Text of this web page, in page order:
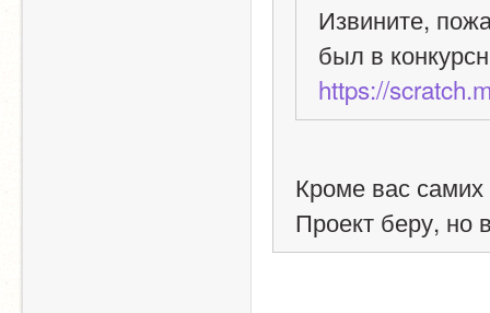
Извините,
был в
https://
Кроме вас
Проект беру, но